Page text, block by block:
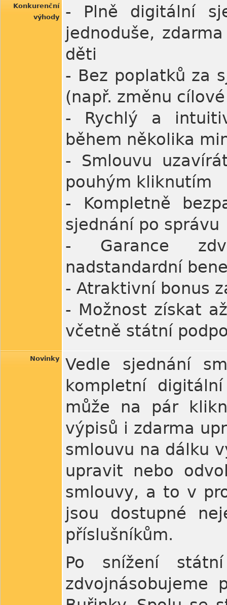
Konkurenční
výhody
- Plně digitální
jednoduše,
děti
- Bez poplatků za
(např. změnu
- Rychlý a
během několika
- Smlouvu
pouhým kliknutím
- Kompletně
sjednání po správu
- Garance
nadstandardní
- Atraktivní bonus
- Možnost získat
včetně státní
Novinky
Vedle sjednání
kompletní
může na pár
výpisů i zdarma
smlouvu na dálku
upravit nebo
smlouvy, a to v
jsou dostupné
příslušníkům.
Po snížení
zdvojnásobujeme